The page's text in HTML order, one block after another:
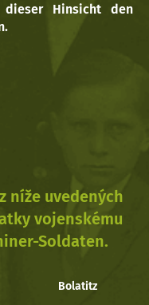
Hinsicht den
níže uvedených
vojenskému
Soldaten.
Bolatitz